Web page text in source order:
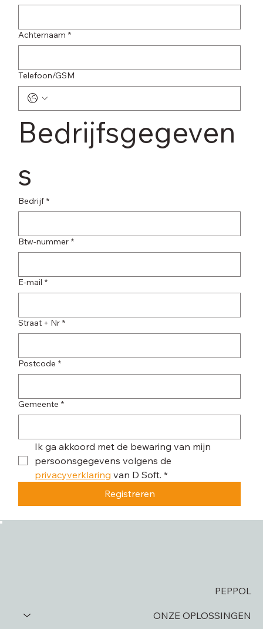
Achternaam *
Telefoon/GSM
Bedrijfsgegeven
s
Bedrijf *
Btw-nummer *
E-mail *
Straat + Nr *
Postcode *
Gemeente *
Ik ga akkoord met de bewaring van mijn
privacyverklaring van D Soft. *
Registreren
PEPPOL
ONZE OPLOSSINGEN